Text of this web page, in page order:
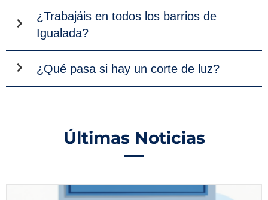
¿Trabajáis en todos los barrios de
Igualada?
¿Qué pasa si hay un corte de luz?
Últimas Noticias